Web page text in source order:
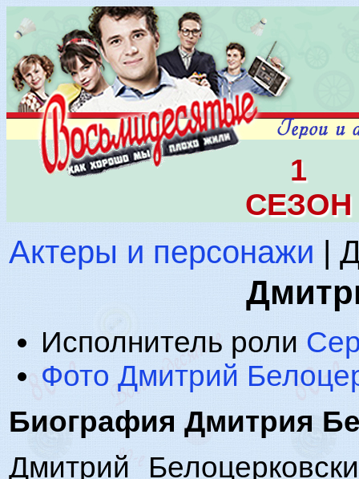
1
СЕЗОН
Актеры и персонажи |
Исполнитель роли
Фото Дмитрий
Биография Дмитрия
Дмитрий